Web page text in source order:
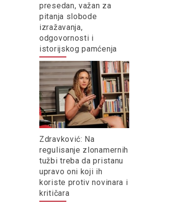
presedan, važan za
pitanja slobode
izražavanja,
odgovornosti i
istorijskog pamćenja
Zdravković: Na
regulisanje zlonamernih
tužbi treba da pristanu
upravo oni koji ih
koriste protiv novinara i
kritičara